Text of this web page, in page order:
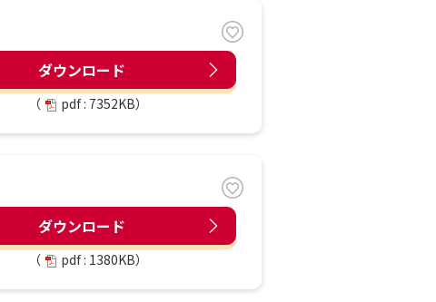
ダウンロード
（ pdf : 7352KB）
ダウンロード
（ pdf : 1380KB）